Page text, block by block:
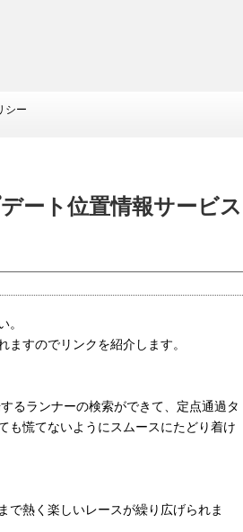
シー
ート位置情報サービス
すのでリンクを紹介します。
るランナーの検索ができて、定点通過タ
も慌てないようにスムースにたどり着け
で熱く楽しいレースが繰り広げられま